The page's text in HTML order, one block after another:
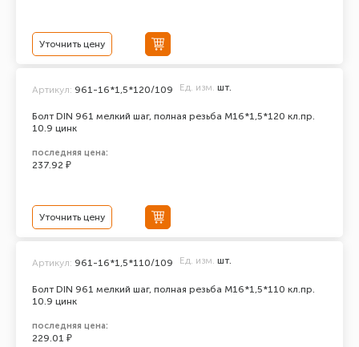
Уточнить цену
Болт DIN 961 мелкий шаг, полная резьба M16*1,5*120 кл.пр.
10.9 цинк
Артикул: 961-16*1,5*120/109 Ед. изм. шт.
последняя цена:
237.92 ₽
Уточнить цену
Болт DIN 961 мелкий шаг, полная резьба M16*1,5*110 кл.пр.
10.9 цинк
Артикул: 961-16*1,5*110/109 Ед. изм. шт.
последняя цена:
229.01 ₽